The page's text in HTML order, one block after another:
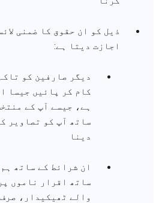
ذیل کو ان حقوق کا ضمنی
اجازت دیتا ہے:
دیگر صارفین کو
کام کر پائیں جیسا
ہے، جیسے آپ کے
ساتھ آپ کو تصاویر
دینا
ان شرائط کے ساتھ
ساتھ اقرار ناموں
والے ٹھیکیدار،